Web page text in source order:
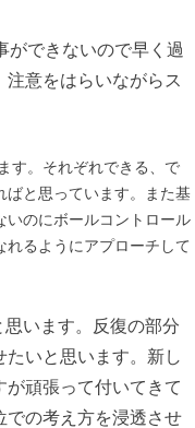
できないので早く過
意をはらいながらス
す。それぞれできる、で
ばと思っています。また基
いのにボールコントロール
るようにアプローチして
います。反復の部分
いと思います。新し
頑張って付いてきて
での考え方を浸透させ